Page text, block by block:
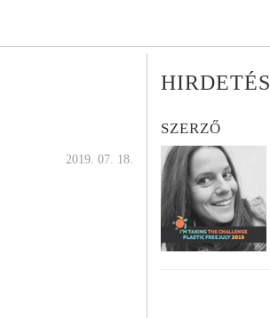
2019. 07. 18.
HIRDETÉS
SZERZŐ